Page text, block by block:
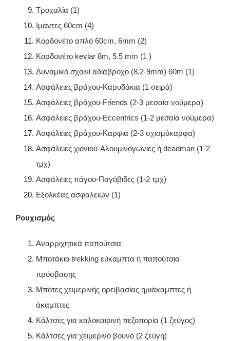
Τροχαλία (1)
Ιμάντες 60cm (4)
Κορδονέτο απλό 60cm, 6mm (2)
Κορδονέτο kevlar 8m, 5.5 mm (1 )
Δυναμικό σχοινί αδιάβροχο (8,2-9mm) 60m (1)
Ασφάλειες βράχου-Καρυδάκια (1 σειρά)
Ασφάλειες βράχου-Friends (2-3 μεσαία νούμερα)
Ασφάλειες βράχου-Eccentrics (1-2 μεσαία νούμερα)
Ασφάλειες βράχου-Καρφιά (2-3 σχισμόκαρφα)
Ασφάλειες χιονιού-Αλουμινογωνίες ή deadman (1-2
τμχ)
Ασφάλειες πάγου-Παγόβιδες (1-2 τμχ)
Εξολκέας ασφαλειών (1)
Ρουχισμός
Αναρριχητικά παπούτσια
Μποτάκια trekking εύκαμπτα ή παπούτσια
πρόσβασης
Μπότες χειμερινής ορειβασίας ημιάκαμπτες ή
άκαμπτες
Κάλτσες για καλοκαιρινή πεζοπορία (1 ζεύγος)
Κάλτσες για χειμερινό βουνό (2 ζεύγη)